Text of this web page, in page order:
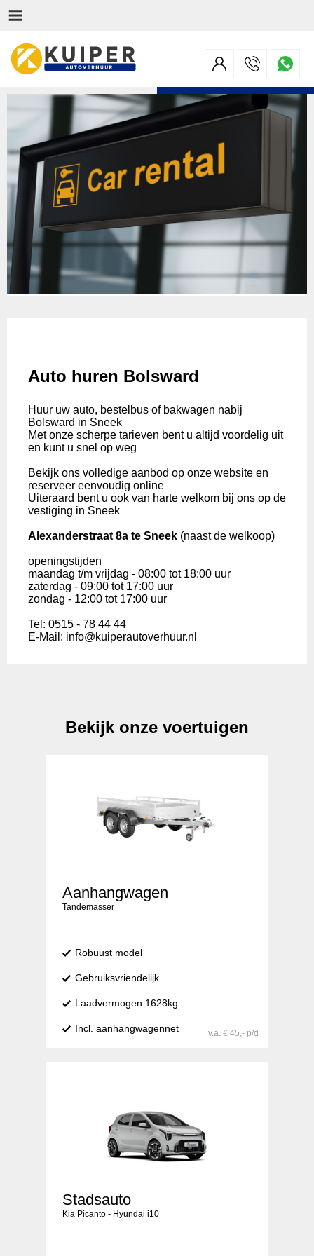
Auto huren Bolsward
Huur uw auto, bestelbus of bakwagen nabij
Bolsward in Sneek
Met onze scherpe tarieven bent u altijd voordelig uit
en kunt u snel op weg
Bekijk ons volledige aanbod op onze website en
reserveer eenvoudig online
Uiteraard bent u ook van harte welkom bij ons op de
vestiging in Sneek
Alexanderstraat 8a te Sneek (naast de welkoop)
openingstijden
maandag t/m vrijdag - 08:00 tot 18:00 uur
zaterdag - 09:00 tot 17:00 uur
zondag - 12:00 tot 17:00 uur
Tel: 0515 - 78 44 44
E-Mail: info@kuiperautoverhuur.nl
Bekijk onze voertuigen
Aanhangwagen
Tandemasser
Robuust model
Gebruiksvriendelijk
Laadvermogen 1628kg
Incl. aanhangwagennet v.a. € 45,- p/d
Stadsauto
Kia Picanto - Hyundai i10